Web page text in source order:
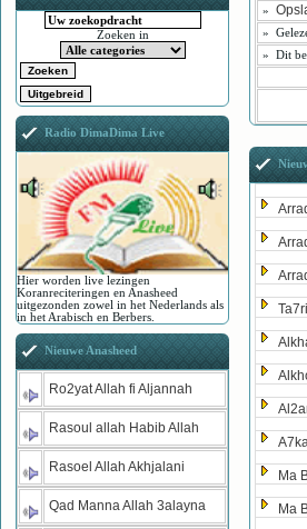
»
»
» Dit
Ma
Ma
Zoeken in
Radio DimaDima Live
Hier worden live lezingen
Koranreciteringen en Anasheed
uitgezonden zowel in het Nederlands als
in het Arabisch en Berbers.
Nieuwe Anasheed
Ro2yat Allah fi Aljannah
Rasoul allah Habib Allah
Rasoel Allah Akhjalani
Qad Manna Allah 3alayna